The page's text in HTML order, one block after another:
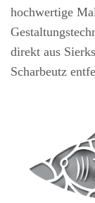
hochwertige
direkt aus
Scharbeutz